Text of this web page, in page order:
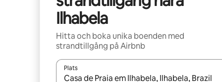
Ilhabela
Hitta och boka unika boenden med
strandtillgång på Airbnb
Plats
När resultaten är tillgängliga kan du navigera